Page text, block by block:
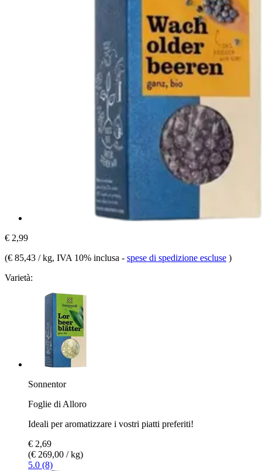
€ 2,99
(€ 85,43 / kg, IVA 10% inclusa - spese di spedizione escluse )
Varietà:
Sonnentor
Foglie di Alloro
Ideali per aromatizzare i vostri piatti preferiti!
€ 2,69
(€ 269,00 / kg)
5.0 (8)